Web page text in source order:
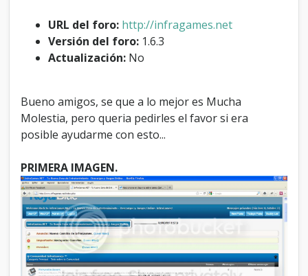
a
r
a
o
d
e
e
s
t
e
T
URL del foro: http://infragames.net
Versión del foro: 1.6.3
Actualización: No
Bueno amigos, se que a lo mejor es Mucha
Molestia, pero queria pedirles el favor si era
posible ayudarme con esto...
PRIMERA IMAGEN.